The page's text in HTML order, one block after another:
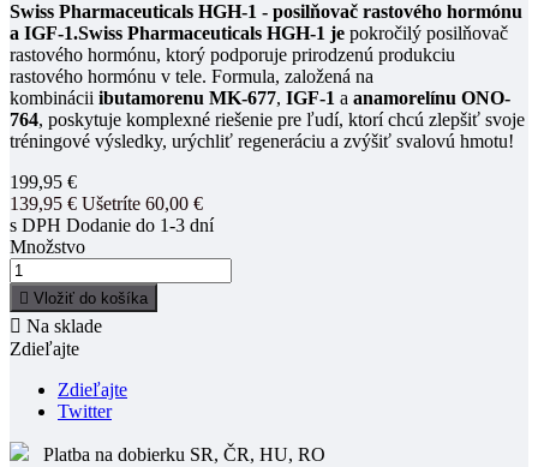
Swiss Pharmaceuticals HGH-1 - posilňovač rastového hormónu
a IGF-1.Swiss Pharmaceuticals HGH-1 je pokročilý posilňovač
rastového hormónu, ktorý podporuje prirodzenú produkciu
rastového hormónu v tele. Formula, založená na
kombinácii ibutamorenu MK-677, IGF-1 a anamorelínu ONO-
764, poskytuje komplexné riešenie pre ľudí, ktorí chcú zlepšiť svoje
tréningové výsledky, urýchliť regeneráciu a zvýšiť svalovú hmotu!
199,95 €
139,95 € Ušetríte 60,00 €
s DPH Dodanie do 1-3 dní
Množstvo
 Vložiť do košíka
 Na sklade
Zdieľajte
Zdieľajte
Twitter
Platba na dobierku SR, ČR, HU, RO